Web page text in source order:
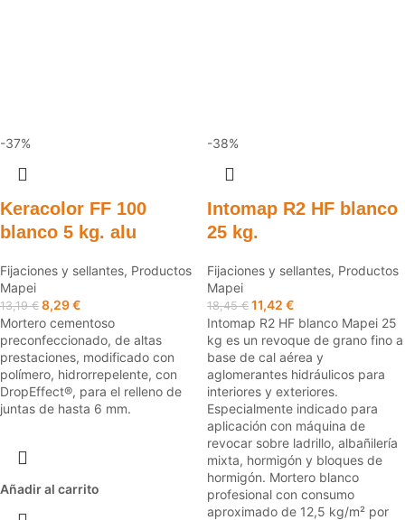
-37%
Keracolor FF 100
blanco 5 kg. alu
Fijaciones y sellantes, Productos
Mapei
13,19€ 8,29€
Mortero cementoso
preconfeccionado, de altas
prestaciones, modificado con
polímero, hidrorrepelente, con
DropEffect®, para el relleno de
juntas de hasta 6 mm.
Añadir al carrito
-38%
Intomap R2 HF blanco
25 kg.
Fijaciones y sellantes, Productos
Mapei
18,45€ 11,42 €
Intomap R2 HF blanco Mapei 25
kg es un revoque de grano fino a
base de cal aérea y
aglomerantes hidráulicos para
interiores y exteriores.
Especialmente indicado para
aplicación con máquina de
revocar sobre ladrillo, albañilería
mixta, hormigón y bloques de
hormigón. Mortero blanco
profesional con consumo
aproximado de 12,5 kg/m² por